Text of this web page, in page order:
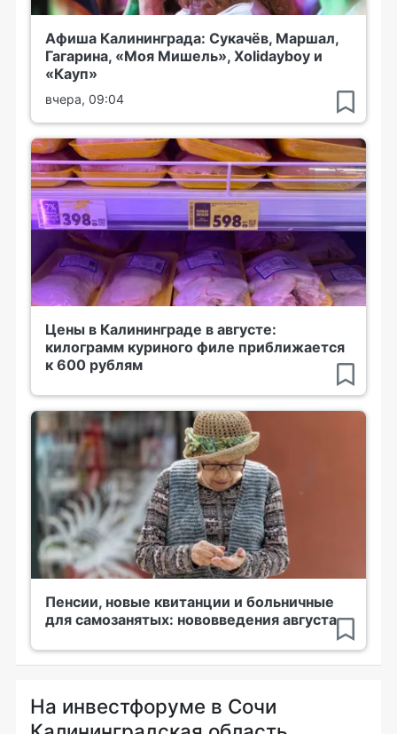
Афиша Калининграда: Сукачёв, Маршал,
Гагарина, «Моя Мишель», Xolidayboy и
«Кауп»
вчера, 09:04
Цены в Калининграде в августе:
килограмм куриного филе приближается
к 600 рублям
Пенсии, новые квитанции и больничные
для самозанятых: нововведения августа
На инвестфоруме в Сочи